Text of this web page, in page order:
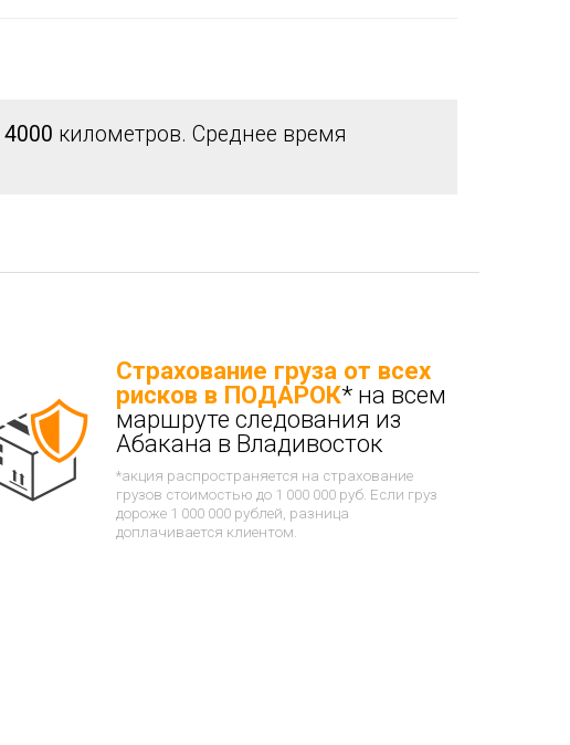
4000 километров. Среднее время
Страхование груза от всех
рисков в ПОДАРОК* на всем
маршруте следования из
Абакана в Владивосток
*акция распространяется на страхование
грузов стоимостью до 1 000 000 руб. Если груз
дороже 1 000 000 рублей, разница
доплачивается клиентом.